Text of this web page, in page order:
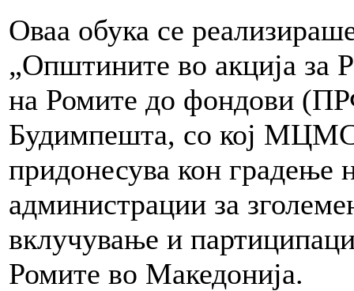
Оваа обука се
„Општините во акција за
на Ромите до фондови
Будимпешта, со кој
придонесува кон градење
администрации за
вклучување и
Ромите во Македонија.